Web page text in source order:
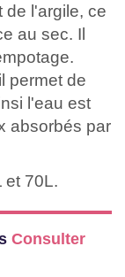
de l'argile, ce
au sec. Il
permet de
l'eau est
absorbés par
et 70L.
Consulter